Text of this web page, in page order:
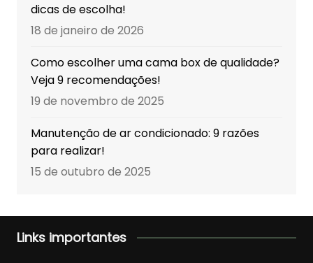
dicas de escolha!
18 de janeiro de 2026
Como escolher uma cama box de qualidade?
Veja 9 recomendações!
19 de novembro de 2025
Manutenção de ar condicionado: 9 razões
para realizar!
15 de outubro de 2025
Links importantes